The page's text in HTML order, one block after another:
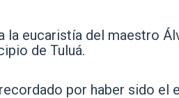
la eucaristía del maestro
de Tuluá.
por haber sido el